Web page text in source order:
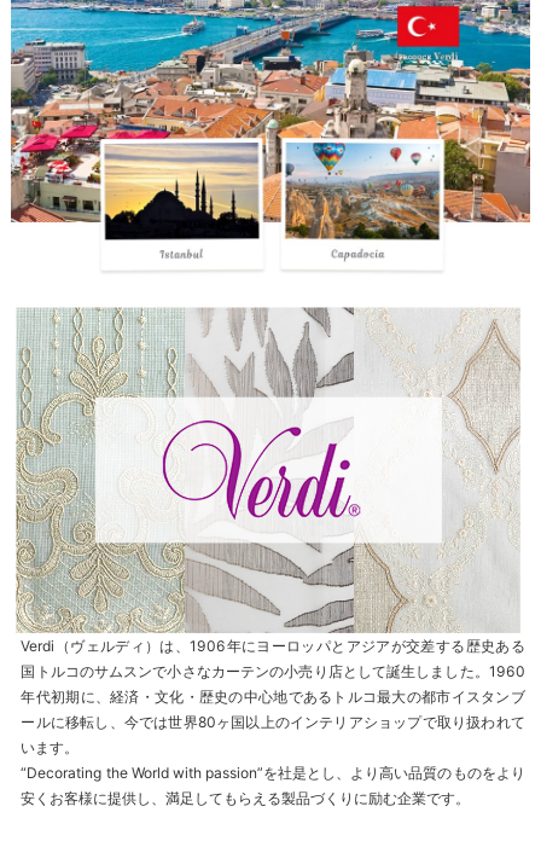
Verdi（ヴェルディ）は、1906年にヨーロッパとアジアが交差する歴史ある
国トルコのサムスンで小さなカーテンの小売り店として誕生しました。1960
年代初期に、経済・文化・歴史の中心地であるトルコ最大の都市イスタンブ
ールに移転し、今では世界80ヶ国以上のインテリアショップで取り扱われて
います。
“Decorating the World with passion”を社是とし、より高い品質のものをより
安くお客様に提供し、満足してもらえる製品づくりに励む企業です。